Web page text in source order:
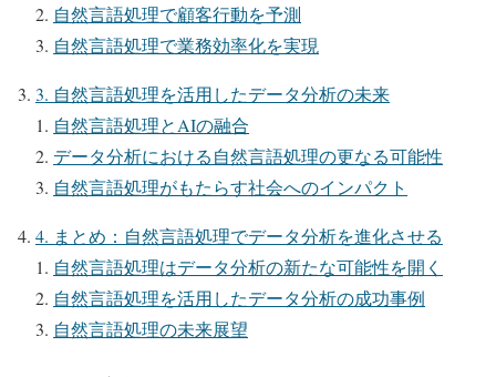
自然言語処理で顧客行動を予測
自然言語処理で業務効率化を実現
3. 自然言語処理を活用したデータ分析の未来
自然言語処理とAIの融合
データ分析における自然言語処理の更なる可能性
自然言語処理がもたらす社会へのインパクト
4. まとめ：自然言語処理でデータ分析を進化させる
自然言語処理はデータ分析の新たな可能性を開く
自然言語処理を活用したデータ分析の成功事例
自然言語処理の未来展望